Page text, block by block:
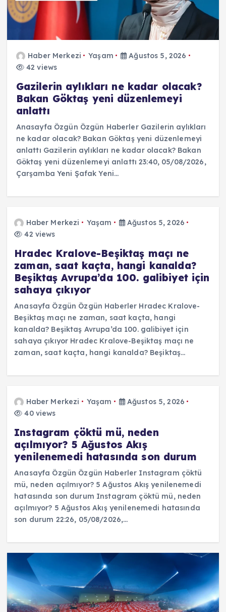
Haber Merkezi Yaşam
Ağustos 5, 2026
42 views
Gazilerin aylıkları ne kadar olacak?
Bakan Göktaş yeni düzenlemeyi
anlattı
Anasayfa Özgün Özgün Haberler Gazilerin aylıkları
ne kadar olacak? Bakan Göktaş yeni düzenlemeyi
anlattı Gazilerin aylıkları ne kadar olacak? Bakan
Göktaş yeni düzenlemeyi anlattı 23:40, 05/08/2026,
Çarşamba Yeni Şafak Yeni…
Haber Merkezi Yaşam
Ağustos 5, 2026
42 views
Hradec Kralove-Beşiktaş maçı ne
zaman, saat kaçta, hangi kanalda?
Beşiktaş Avrupa’da 100. galibiyet için
sahaya çıkıyor
Anasayfa Özgün Özgün Haberler Hradec Kralove-
Beşiktaş maçı ne zaman, saat kaçta, hangi
kanalda? Beşiktaş Avrupa’da 100. galibiyet için
sahaya çıkıyor Hradec Kralove-Beşiktaş maçı ne
zaman, saat kaçta, hangi kanalda? Beşiktaş…
Haber Merkezi Yaşam
Ağustos 5, 2026
40 views
Instagram çöktü mü, neden
açılmıyor? 5 Ağustos Akış
yenilenemedi hatasında son durum
Anasayfa Özgün Özgün Haberler Instagram çöktü
mü, neden açılmıyor? 5 Ağustos Akış yenilenemedi
hatasında son durum Instagram çöktü mü, neden
açılmıyor? 5 Ağustos Akış yenilenemedi hatasında
son durum 22:26, 05/08/2026,…